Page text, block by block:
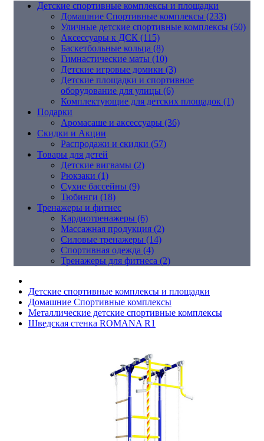
Детские спортивные комплексы и площадки
Домашние Спортивные комплексы (233)
Уличные детские спортивные комплексы (50)
Аксессуары к ДСК (115)
Баскетбольные кольца (8)
Гимнастические маты (10)
Детские игровые домики (3)
Детские площадки и спортивное
оборудование для улицы (6)
Комплектующие для детских площадок (1)
Подарки
Аромасаше и аксессуары (36)
Скидки и Акции
Распродажи и скидки (57)
Товары для детей
Детские вигвамы (2)
Рюкзаки (1)
Сухие бассейны (9)
Тюбинги (18)
Тренажеры и фитнес
Кардиотренажеры (6)
Массажная продукция (2)
Силовые тренажеры (14)
Спортивная одежда (4)
Тренажеры для фитнеса (2)
Детские спортивные комплексы и площадки
Домашние Спортивные комплексы
Металлические детские спортивные комплексы
Шведская стенка ROMANA R1